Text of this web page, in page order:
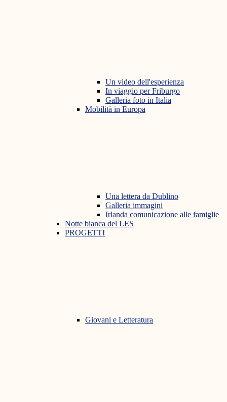
Un video dell'esperienza
In viaggio per Friburgo
Galleria foto in Italia
Mobilità in Europa
Una lettera da Dublino
Galleria immagini
Irlanda comunicazione alle famiglie
Notte bianca del LES
PROGETTI
Giovani e Letteratura